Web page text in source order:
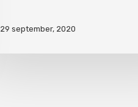
29 september, 2020